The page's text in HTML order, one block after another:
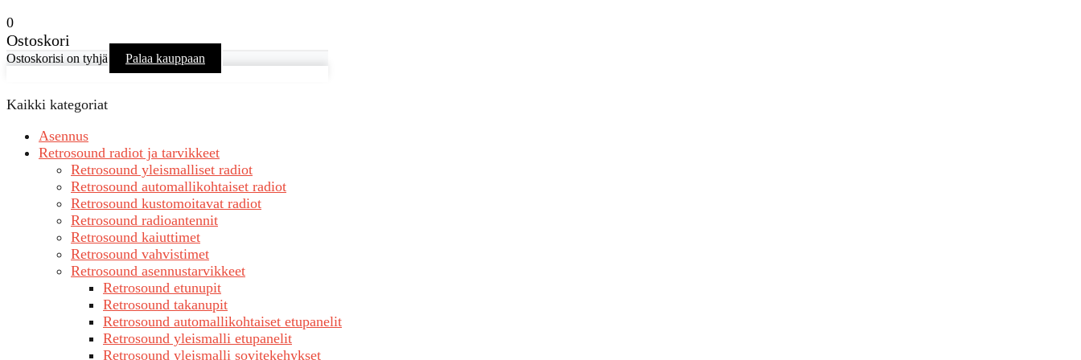
0
Ostoskori
Ostoskorisi on tyhjä Palaa kauppaan
Kaikki kategoriat
Asennus
Retrosound radiot ja tarvikkeet
Retrosound yleismalliset radiot
Retrosound automallikohtaiset radiot
Retrosound kustomoitavat radiot
Retrosound radioantennit
Retrosound kaiuttimet
Retrosound vahvistimet
Retrosound asennustarvikkeet
Retrosound etunupit
Retrosound takanupit
Retrosound automallikohtaiset etupanelit
Retrosound yleismalli etupanelit
Retrosound yleismalli sovitekehykset